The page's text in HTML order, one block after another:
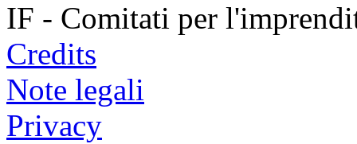
IF - Comitati per
Credits
Note legali
Privacy